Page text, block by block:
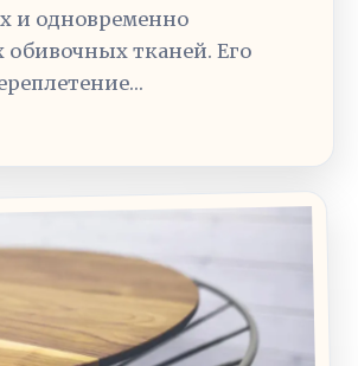
и одновременно
обивочных тканей. Его